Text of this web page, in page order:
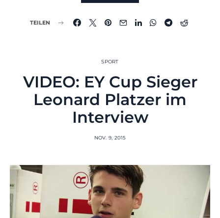
TEILEN
SPORT
VIDEO: EY Cup Sieger
Leonard Platzer im
Interview
NOV. 9, 2015